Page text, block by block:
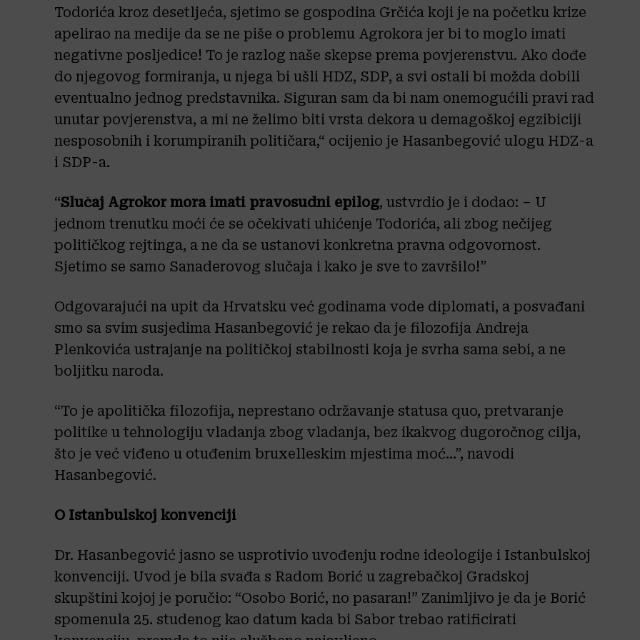
Todorića kroz desetljeća, sjetimo se gospodina Grčića koji je na početku krize
apelirao na medije da se ne piše o problemu Agrokora jer bi to moglo imati
negativne posljedice! To je razlog naše skepse prema povjerenstvu. Ako dođe
do njegovog formiranja, u njega bi ušli HDZ, SDP, a svi ostali bi možda dobili
eventualno jednog predstavnika. Siguran sam da bi nam onemogućili pravi rad
unutar povjerenstva, a mi ne želimo biti vrsta dekora u demagoškoj egzibiciji
nesposobnih i korumpiranih političara,“ ocijenio je Hasanbegović ulogu HDZ-a
i SDP-a.
“Slučaj Agrokor mora imati pravosudni epilog, ustvrdio je i dodao: – U
jednom trenutku moći će se očekivati uhićenje Todorića, ali zbog nečijeg
političkog rejtinga, a ne da se ustanovi konkretna pravna odgovornost.
Sjetimo se samo Sanaderovog slučaja i kako je sve to završilo!”
Odgovarajući na upit da Hrvatsku već godinama vode diplomati, a posvađani
smo sa svim susjedima Hasanbegović je rekao da je filozofija Andreja
Plenkovića ustrajanje na političkoj stabilnosti koja je svrha sama sebi, a ne
boljitku naroda.
“To je apolitička filozofija, neprestano održavanje statusa quo, pretvaranje
politike u tehnologiju vladanja zbog vladanja, bez ikakvog dugoročnog cilja,
što je već viđeno u otuđenim bruxelleskim mjestima moć…”, navodi
Hasanbegović.
O Istanbulskoj konvenciji
Dr. Hasanbegović jasno se usprotivio uvođenju rodne ideologije i Istanbulskoj
konvenciji. Uvod je bila svađa s Radom Borić u zagrebačkoj Gradskoj
skupštini kojoj je poručio: “Osobo Borić, no pasaran!” Zanimljivo je da je Borić
spomenula 25. studenog kao datum kada bi Sabor trebao ratificirati